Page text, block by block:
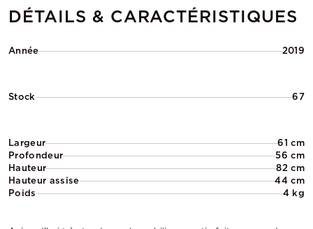
DÉTAILS & CARACTÉRISTIQUES
Année 2019
Stock 67
Largeur
61 cm
Profondeur
56 cm
Hauteur
82 cm
Hauteur assise
44 cm
Poids
4 kg